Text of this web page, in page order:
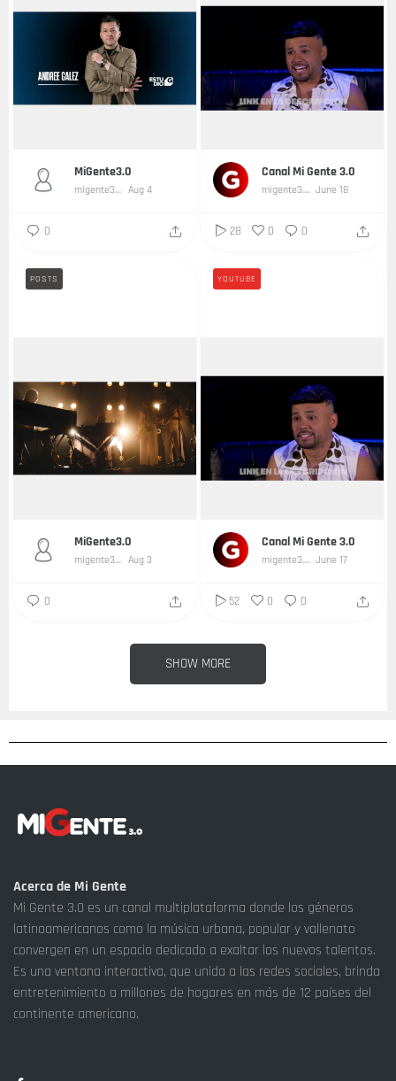
MiGente3.0
migente3-0 Aug 4
0
Canal Mi Gente 3.0
migente3.0 June 18
28 0 0
MiGente3.0
migente3-0 Aug 3
POSTS
0
Canal Mi Gente 3.0
migente3.0 June 17
YOUTUBE
52 0 0
SHOW MORE
Acerca de Mi Gente
Mi Gente 3.0 es un canal multiplataforma donde los géneros
latinoamericanos como la música urbana, popular y vallenato
convergen en un espacio dedicado a exaltar los nuevos talentos.
Es una ventana interactiva, que unida a las redes sociales, brinda
entretenimiento a millones de hogares en más de 12 países del
continente americano.